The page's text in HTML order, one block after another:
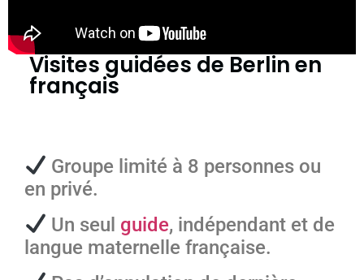
Visites guidées de Berlin en
français
Groupe limité à 8 personnes ou
en privé.
Un seul guide, indépendant et de
langue maternelle française.